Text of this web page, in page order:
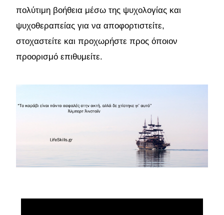
πολύτιμη βοήθεια μέσω της ψυχολογίας και
ψυχοθεραπείας για να αποφορτιστείτε,
στοχαστείτε και προχωρήστε προς όποιον
προορισμό επιθυμείτε.